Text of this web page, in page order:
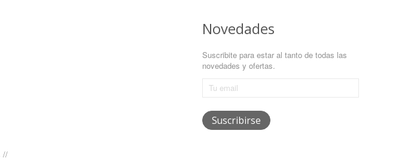
//
Novedades
Suscribite para estar al tanto de todas las
novedades y ofertas.